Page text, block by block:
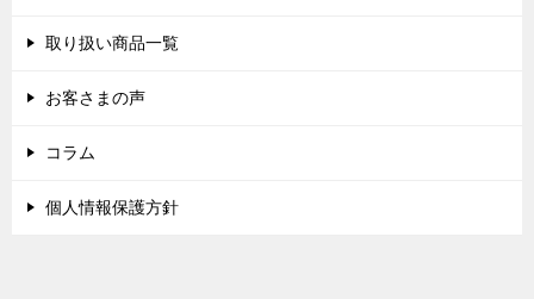
取り扱い商品一覧
お客さまの声
コラム
個人情報保護方針